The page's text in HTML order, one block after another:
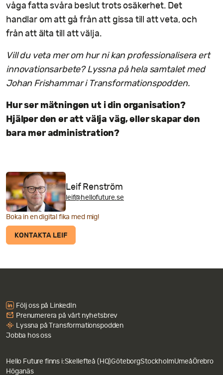
våga fatta svåra beslut trots osäkerhet. Det
handlar om att gå från att gissa till att veta, och
från att älta till att välja.
Vill du veta mer om hur ni kan professionalisera ert
innovationsarbete? Lyssna på hela samtalet med
Johan Frishammar i Transformationspodden.
Hur ser mätningen ut i din organisation?
Hjälper den er att välja väg, eller skapar den
bara mer administration?
Boka in en digital fika med mig!
KONTAKTA LEIF
Leif Renström
leif@hellofuture.se
Följ oss på LinkedIn
Prenumerera på vårt nyhetsbrev
Lyssna på Transformationspodden
Jobba hos oss
Hello Future finns i:Skellefteå (HQ)GöteborgStockholmUmeåÖrebro
Höganäs